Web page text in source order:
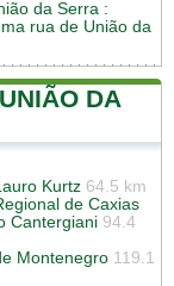
da Serra :
rua de União da
DA
Kurtz 64.5 km
de Caxias
Cantergiani 94.4
Montenegro 119.1